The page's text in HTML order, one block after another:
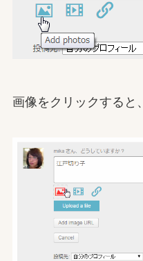
画像をクリックすると、